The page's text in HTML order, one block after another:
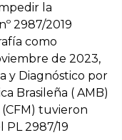
la
2987/2019
como
de 2023,
y Diagnóstico por
Brasileña ( AMB)
tuvieron
2987/19